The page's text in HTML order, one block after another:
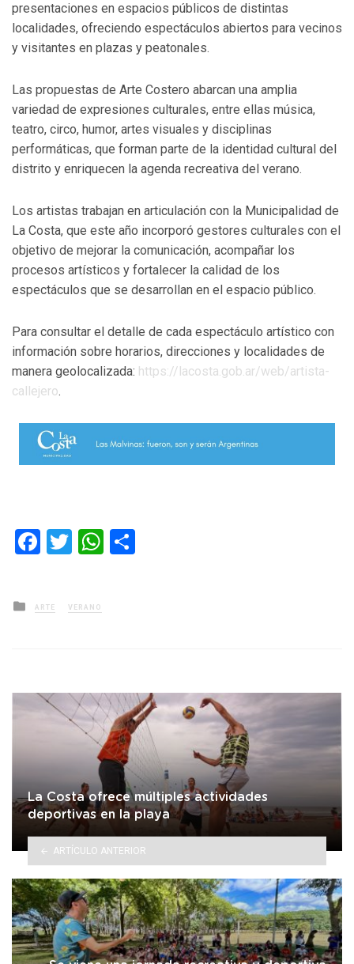
presentaciones en espacios públicos de distintas
localidades, ofreciendo espectáculos abiertos para vecinos
y visitantes en plazas y peatonales.
Las propuestas de Arte Costero abarcan una amplia
variedad de expresiones culturales, entre ellas música,
teatro, circo, humor, artes visuales y disciplinas
performáticas, que forman parte de la identidad cultural del
distrito y enriquecen la agenda recreativa del verano.
Los artistas trabajan en articulación con la Municipalidad de
La Costa, que este año incorporó gestores culturales con el
objetivo de mejorar la comunicación, acompañar los
procesos artísticos y fortalecer la calidad de los
espectáculos que se desarrollan en el espacio público.
Para consultar el detalle de cada espectáculo artístico con
información sobre horarios, direcciones y localidades de
manera geolocalizada: https://lacosta.gob.ar/web/artista-
callejero.
Facebook
TwitterWhatsApp
Posted
in
ARTE VERANO
La Costa ofrece múltiples actividades
deportivas en la playa
ARTÍCULO ANTERIOR